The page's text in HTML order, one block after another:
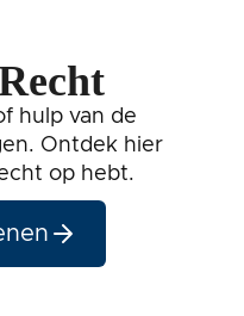
hulp van de
Ontdek hier
op hebt.